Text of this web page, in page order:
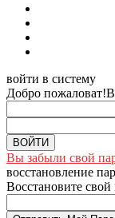
войти в систему
Добро пожаловат!
Вы забыли свой
восстановление
Восстановите свой